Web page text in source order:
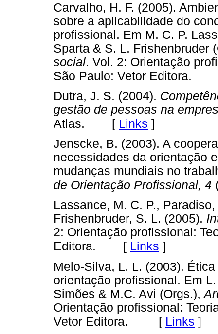
Carvalho, H. F. (2005).
sobre a aplicabilidade do
profissional. Em M. C. P.
Sparta & S. L. Frishenbruder
social. Vol. 2: Orientação
São Paulo: Vetor Editora.
Dutra, J. S. (2004).
gestão de pessoas na
Atlas. [ Links ]
Jenscke, B. (2003). A
necessidades da orientação
mudanças mundiais no
de Orientação Profissional, 4
Lassance, M. C. P.,
Frishenbruder, S. L. (2005).
2: Orientação profissional:
Editora. [ Links ]
Melo-Silva, L. L. (2003).
orientação profissional. Em
Simões & M.C. Avi (Orgs.),
Orientação profissional:
Vetor Editora.
[ Links ]